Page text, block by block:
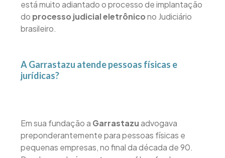
está muito adiantado o processo de implantação
do processo judicial eletrônicono Judiciário
brasileiro.
A Garrastazu atende pessoas físicas e
jurídicas?
Em sua fundação a Garrastazuadvogava
preponderantemente para pessoas físicas e
pequenas empresas, no final da década de 90.